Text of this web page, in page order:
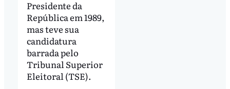
Presidente da
República em 1989,
mas teve sua
candidatura
barrada pelo
Tribunal Superior
Eleitoral (TSE).